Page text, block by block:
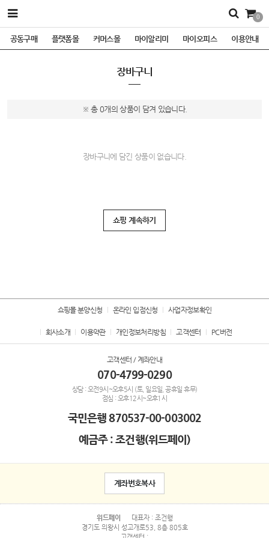
0
공동구매 플랫폼몰 커머스몰 마이알리미 마이오피스 이용안내
장바구니
※ 총 0개의 상품이 담겨 있습니다.
장바구니에 담긴 상품이 없습니다.
쇼핑 계속하기
쇼핑몰 분양신청 온라인 입점신청 사업자정보확인
회사소개 이용약관 개인정보처리방침 고객센터 PC버전
고객센터 / 계좌안내
070-4799-0290
상담 : 오전9시~오후5시 (토, 일요일, 공휴일 휴무)
점심 : 오후12시~오후1시
국민은행870537-00-003002
예금주 : 조건행(위드페이)
계좌번호복사
위드페이
대표자 : 조건행
경기도 의왕시 성고개로53, 8층 805호